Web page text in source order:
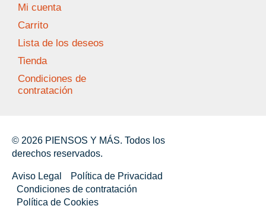
Mi cuenta
Carrito
Lista de los deseos
Tienda
Condiciones de
contratación
© 2026 PIENSOS Y MÁS. Todos los
derechos reservados.
Aviso Legal
Política de Privacidad
Condiciones de contratación
Política de Cookies